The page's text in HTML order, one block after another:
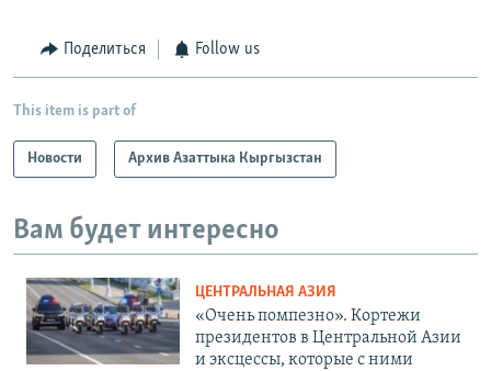
Поделиться Follow us
This item is part of
Новости Архив Азаттыка Кыргызстан
Вам будет интересно
ЦЕНТРАЛЬНАЯ АЗИЯ
«Очень помпезно». Кортежи
президентов в Центральной Азии
и эксцессы, которые с ними